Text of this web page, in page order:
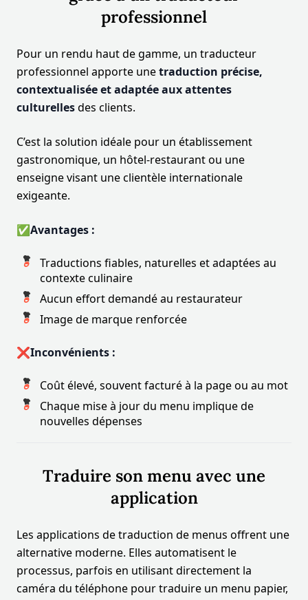
professionnel
Pour un rendu haut de gamme, un traducteur
professionnel apporte unetraduction précise,
contextualisée et adaptée aux attentes
culturellesdes clients.
C’est la solution idéale pour un établissement
gastronomique, un hôtel-restaurant ou une
enseigne visant une clientèle internationale
exigeante.
✅Avantages :
Traductions fiables, naturelles et adaptées au
contexte culinaire
Aucun effort demandé au restaurateur
Image de marque renforcée
❌Inconvénients :
Coût élevé, souvent facturé à la page ou au mot
Chaque mise à jour du menu implique de
nouvelles dépenses
Traduire son menu avec une
application
Les applications de traduction de menus offrent une
alternative moderne. Elles automatisent le
processus, parfois en utilisant directement la
caméra du téléphone pour traduire un menu papier,